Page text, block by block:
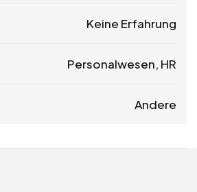
Keine Erfahrung
Personalwesen, HR
Andere